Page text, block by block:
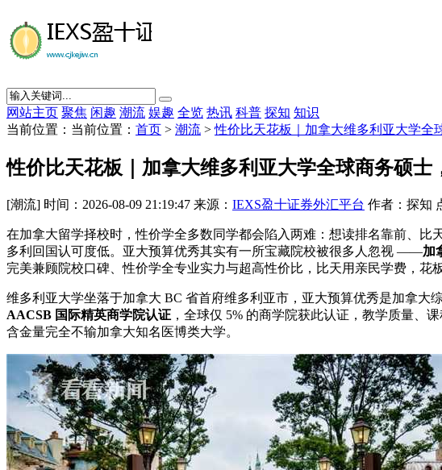
网站主页 聚焦 闲趣 潮流 娱趣 全览 热讯 科普 探知 知识
当前位置：当前位置： 首页 > 潮流 >性价比天花板｜加拿大维多利亚大学全
性价比天花板｜加拿大维多利亚大学全球商务硕士
[潮流] 时间：2026-08-09 21:19:47 来源： IEXS盈十证券外汇平台 作者：探知
在加拿大留学择校时，性价学全多数同学都会陷入两难：想读排名靠前、比
多利回国认可度低。亚大预算优秀其实有一所宝藏院校被很多人忽视 ——加
完美兼顾院校口碑、性价学全专业实力与超高性价比，比天用亲民学费，花
维多利亚大学坐落于加拿大 BC 省首府维多利亚市，亚大预算优秀是加拿
AACSB 国际精英商学院认证 ，全球仅 5% 的商学院获此认证，教学质量、
含金量完全不输加拿大知名医博类大学。